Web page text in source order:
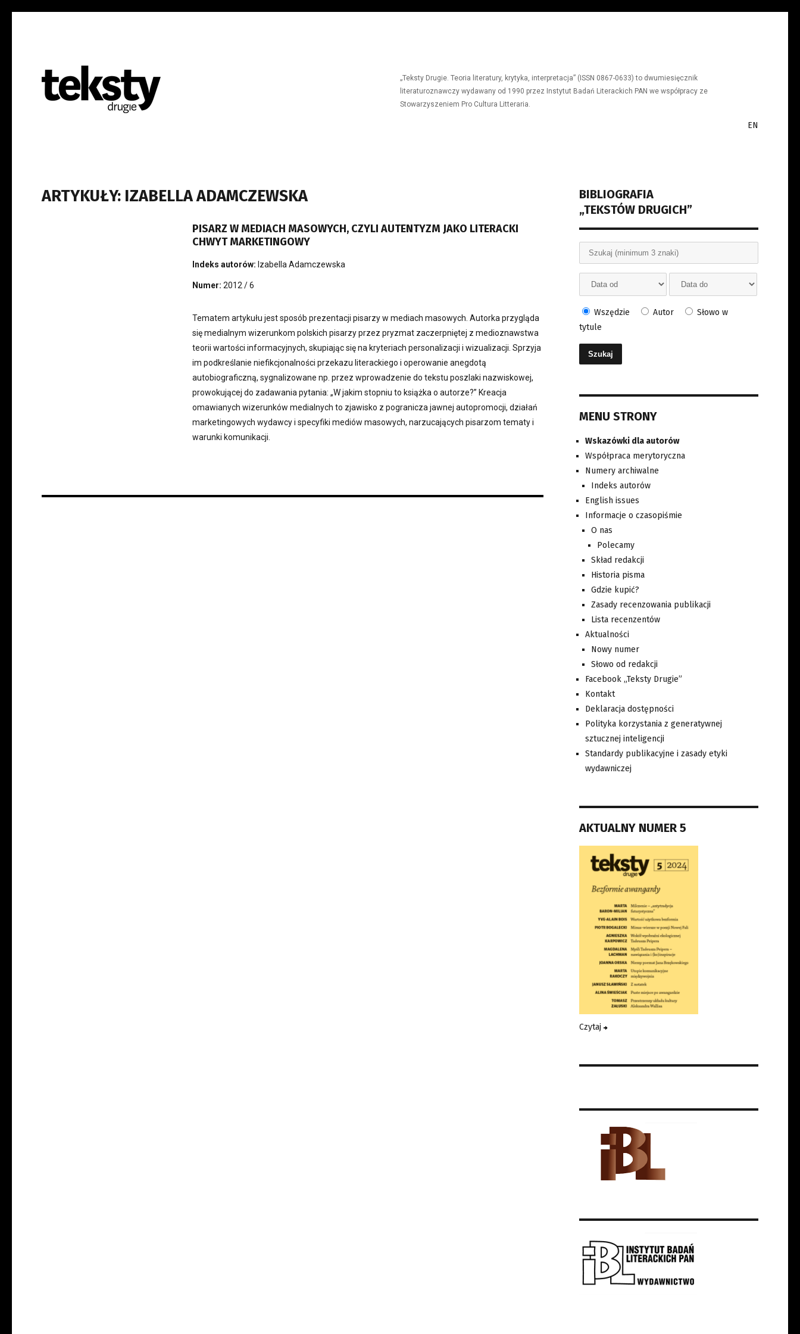
„Teksty Drugie. Teoria literatury, krytyka, interpretacja” (ISSN 0867-0633) to dwumiesięcznik
literaturoznawczy wydawany od 1990 przez Instytut Badań Literackich PAN we współpracy ze
Stowarzyszeniem Pro Cultura Litteraria.
EN
ARTYKUŁY: IZABELLA ADAMCZEWSKA
PISARZ W MEDIACH MASOWYCH, CZYLI AUTENTYZM JAKO LITERACKI
CHWYT MARKETINGOWY
Indeks autorów: Izabella Adamczewska
Numer: 2012 / 6
Tematem artykułu jest sposób prezentacji pisarzy w mediach masowych. Autorka przygląda
się medialnym wizerunkom polskich pisarzy przez pryzmat zaczerpniętej z medioznawstwa
teorii wartości informacyjnych, skupiając się na kryteriach personalizacji i wizualizacji. Sprzyja
im podkreślanie niefikcjonalności przekazu literackiego i operowanie anegdotą
autobiograficzną, sygnalizowane np. przez wprowadzenie do tekstu poszlaki nazwiskowej,
prowokującej do zadawania pytania: „W jakim stopniu to książka o autorze?” Kreacja
omawianych wizerunków medialnych to zjawisko z pogranicza jawnej autopromocji, działań
marketingowych wydawcy i specyfiki mediów masowych, narzucających pisarzom tematy i
warunki komunikacji.
BIBLIOGRAFIA
„TEKSTÓW DRUGICH”
Wszędzie Autor
Słowo w
tytule
MENU STRONY
Wskazówki dla autorów
Współpraca merytoryczna
Numery archiwalne
Indeks autorów
English issues
Informacje o czasopiśmie
O nas
Polecamy
Skład redakcji
Historia pisma
Gdzie kupić?
Zasady recenzowania publikacji
Lista recenzentów
Aktualności
Nowy numer
Słowo od redakcji
Facebook „Teksty Drugie”
Kontakt
Deklaracja dostępności
Polityka korzystania z generatywnej
sztucznej inteligencji
Standardy publikacyjne i zasady etyki
wydawniczej
AKTUALNY NUMER 5
Czytaj